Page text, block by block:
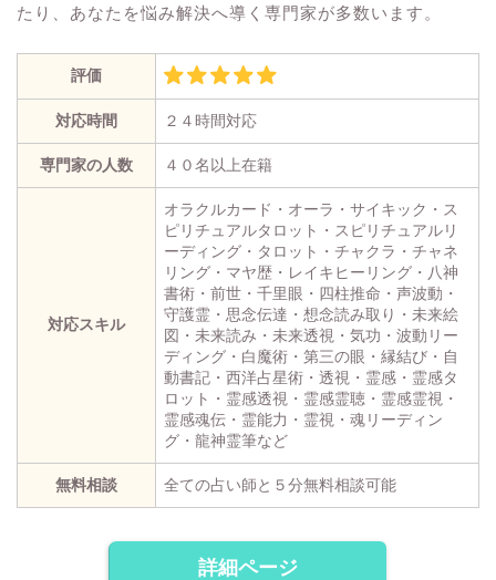
たり、あなたを悩み解決へ導く専門家が多数います。
評価
対応時間 ２４時間対応
専門家の人数 ４０名以上在籍
対応スキル
オラクルカード・オーラ・サイキック・ス
ピリチュアルタロット・スピリチュアルリ
ーディング・タロット・チャクラ・チャネ
リング・マヤ歴・レイキヒーリング・八神
書術・前世・千里眼・四柱推命・声波動・
守護霊・思念伝達・想念読み取り・未来絵
図・未来読み・未来透視・気功・波動リー
ディング・白魔術・第三の眼・縁結び・自
動書記・西洋占星術・透視・霊感・霊感タ
ロット・霊感透視・霊感霊聴・霊感霊視・
霊感魂伝・霊能力・霊視・魂リーディン
グ・龍神霊筆など
無料相談 全ての占い師と５分無料相談可能
詳細ページ